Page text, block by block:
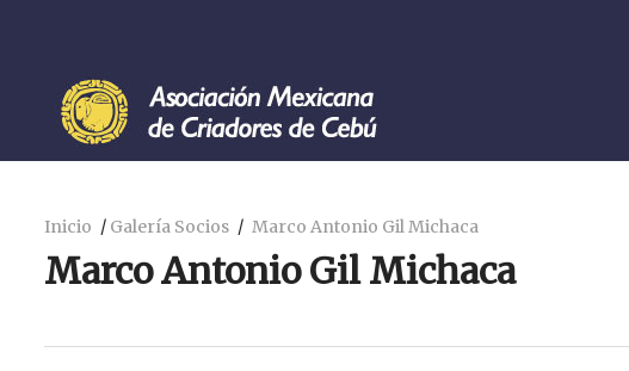
Inicio Galería Socios Marco Antonio Gil Michaca
Marco Antonio Gil Michaca